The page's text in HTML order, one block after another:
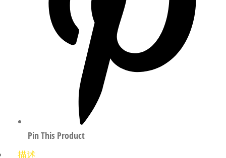
Pin This Product
描述